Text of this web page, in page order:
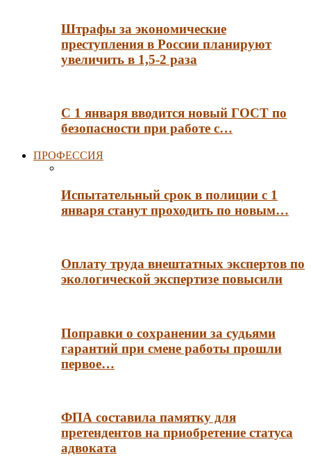
Штрафы за экономические
преступления в России планируют
увеличить в 1,5-2 раза
С 1 января вводится новый ГОСТ по
безопасности при работе с…
ПРОФЕССИЯ
Испытательный срок в полиции с 1
января станут проходить по новым…
Оплату труда внештатных экспертов по
экологической экспертизе повысили
Поправки о сохранении за судьями
гарантий при смене работы прошли
первое…
ФПА составила памятку для
претендентов на приобретение статуса
адвоката